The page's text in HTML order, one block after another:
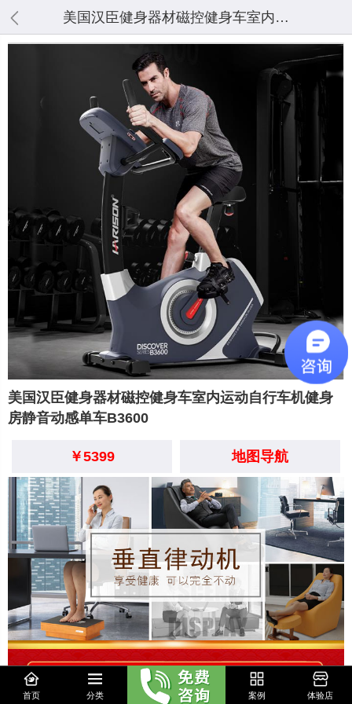
美国汉臣健身器材磁控健身车室内运动自行车机健身房静音动感单车B3600
美国汉臣健身器材磁控健身车室内运动自行车机健身
房静音动感单车B3600
￥5399 地图导航
首页 分类 案例 体验店